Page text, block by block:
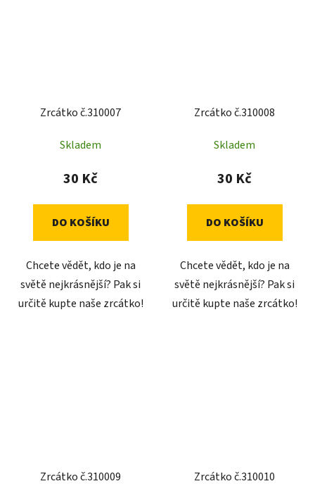
Zrcátko č.310007
Skladem
30 Kč
DO KOŠÍKU
Chcete vědět, kdo je na
světě nejkrásnější? Pak si
určitě kupte naše zrcátko!
Zrcátko č.310008
Skladem
30 Kč
DO KOŠÍKU
Chcete vědět, kdo je na
světě nejkrásnější? Pak si
určitě kupte naše zrcátko!
Zrcátko č.310009 Zrcátko č.310010